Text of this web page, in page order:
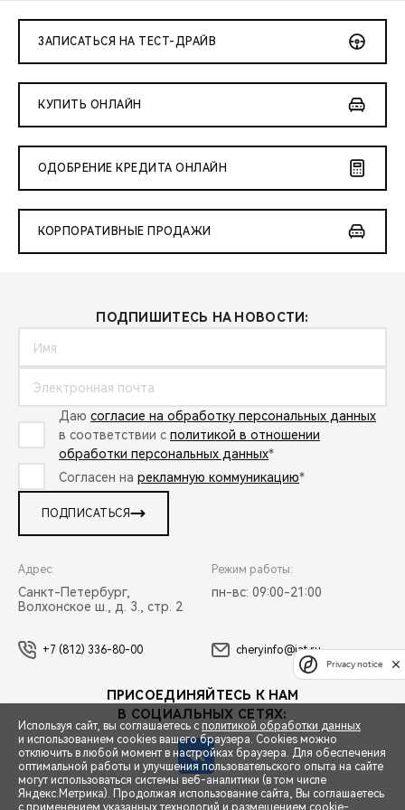
ЗАПИСАТЬСЯ НА ТЕСТ-ДРАЙВ
КУПИТЬ ОНЛАЙН
ОДОБРЕНИЕ КРЕДИТА ОНЛАЙН
КОРПОРАТИВНЫЕ ПРОДАЖИ
ПОДПИШИТЕСЬ НА НОВОСТИ:
Даю согласие на обработку персональных данных
в соответствии с политикой в отношении
обработки персональных данных*
Согласен на рекламную коммуникацию*
ПОДПИСАТЬСЯ
Адрес:
Санкт-Петербург,
Волхонское ш., д. 3., стр. 2
Режим работы:
пн-вс: 09:00-21:00
+7 (812) 336-80-00 cheryinfo@iat.ru
ПРИСОЕДИНЯЙТЕСЬ К НАМ
В СОЦИАЛЬНЫХ СЕТЯХ:
Используя сайт, вы соглашаетесь с политикой обработки данных
и использованием cookies вашего браузера. Cookies можно
отключить в любой момент в настройках браузера. Для обеспечения
оптимальной работы и улучшения пользовательского опыта на сайте
могут использоваться системы веб-аналитики (в том числе
Яндекс.Метрика). Продолжая использование сайта, Вы соглашаетесь
с применением указанных технологий и размещением cookie-
Privacy notice